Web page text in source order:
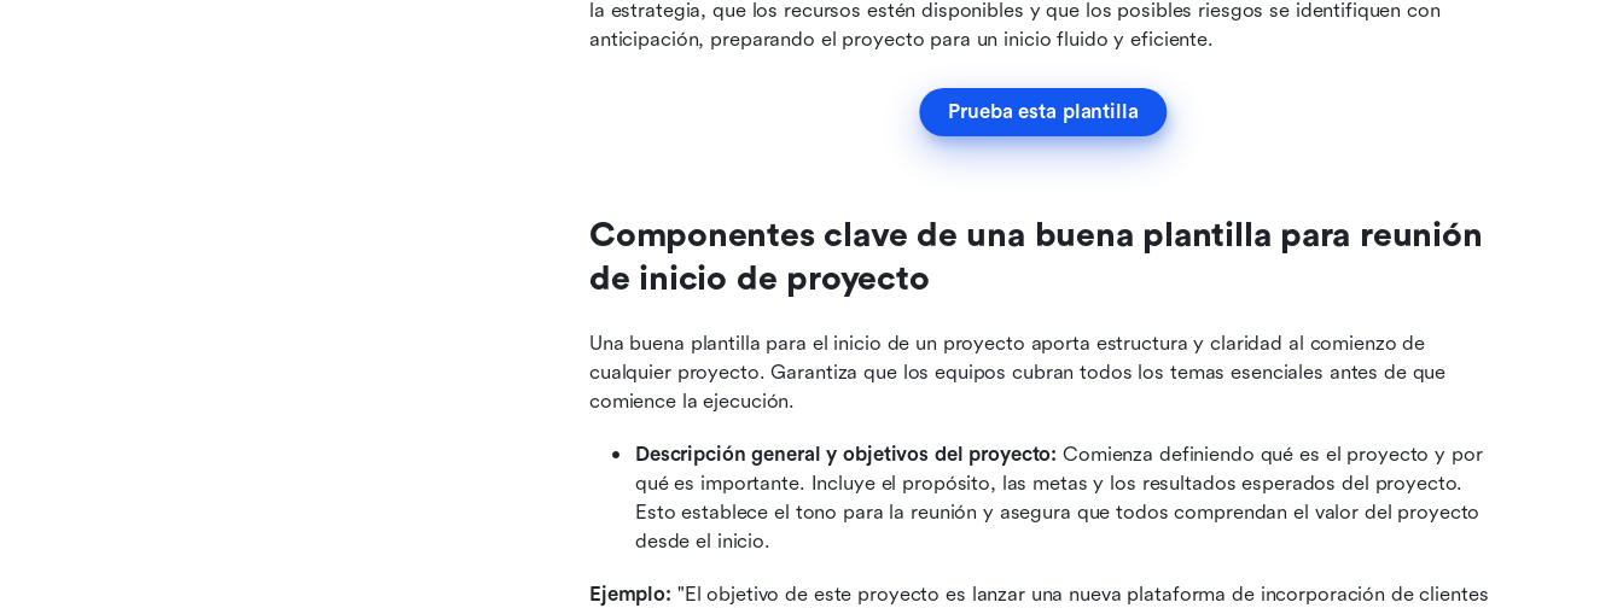
la estrategia, que los recursos estén disponibles y que los posibles riesgos se identifiquen con
anticipación, preparando el proyecto para un inicio fluido y eficiente.
Prueba esta plantilla
Componentes clave de una buena plantilla para reunión
de inicio de proyecto
Una buena plantilla para el inicio de un proyecto aporta estructura y claridad al comienzo de
cualquier proyecto. Garantiza que los equipos cubran todos los temas esenciales antes de que
comience la ejecución.
Descripción general y objetivos del proyecto: Comienza definiendo qué es el proyecto y por
qué es importante. Incluye el propósito, las metas y los resultados esperados del proyecto.
Esto establece el tono para la reunión y asegura que todos comprendan el valor del proyecto
desde el inicio.
Ejemplo: "El objetivo de este proyecto es lanzar una nueva plataforma de incorporación de clientes